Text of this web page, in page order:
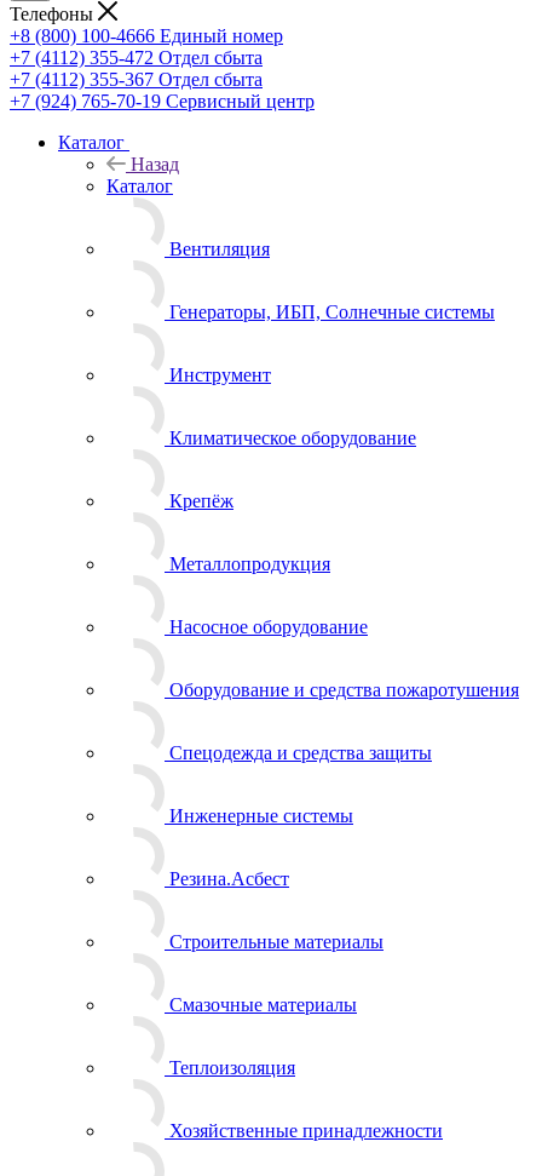
Телефоны
+8 (800) 100-4666 Единый номер
+7 (4112) 355-472 Отдел сбыта
+7 (4112) 355-367 Отдел сбыта
+7 (924) 765-70-19 Сервисный центр
Каталог
Назад
Каталог
Вентиляция
Генераторы, ИБП, Солнечные системы
Инструмент
Климатическое оборудование
Крепёж
Металлопродукция
Насосное оборудование
Оборудование и средства пожаротушения
Спецодежда и средства защиты
Инженерные системы
Резина.Асбест
Строительные материалы
Смазочные материалы
Теплоизоляция
Хозяйственные принадлежности